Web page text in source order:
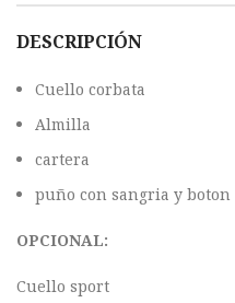
DESCRIPCIÓN
Cuello corbata
Almilla
cartera
puño con sangria y boton
OPCIONAL:
Cuello sport